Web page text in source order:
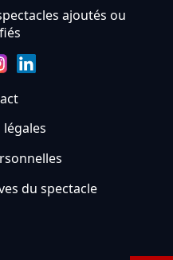
ajoutés ou
du spectacle